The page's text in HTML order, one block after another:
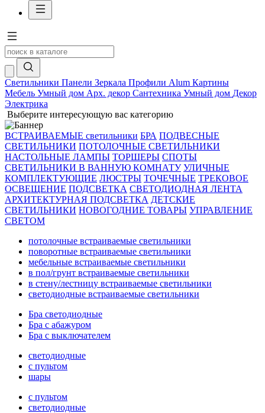
Светильники Панели Зеркала Профили Alum Картины
Мебель Умный дом Арх. декор Сантехника Умный дом Декор
Электрика
Выберите интересующую вас категорию
ВСТРАИВАЕМЫЕ светильники БРА ПОДВЕСНЫЕ
СВЕТИЛЬНИКИ ПОТОЛОЧНЫЕ СВЕТИЛЬНИКИ
НАСТОЛЬНЫЕ ЛАМПЫ ТОРШЕРЫ СПОТЫ
СВЕТИЛЬНИКИ В ВАННУЮ КОМНАТУ УЛИЧНЫЕ
КОМПЛЕКТУЮЩИЕ ЛЮСТРЫ ТОЧЕЧНЫЕ ТРЕКОВОЕ
ОСВЕЩЕНИЕ ПОДСВЕТКА СВЕТОДИОДНАЯ ЛЕНТА
АРХИТЕКТУРНАЯ ПОДСВЕТКА ДЕТСКИЕ
СВЕТИЛЬНИКИ НОВОГОДНИЕ ТОВАРЫ УПРАВЛЕНИЕ
СВЕТОМ
потолочные встраиваемые светильники
поворотные встраиваемые светильники
мебельные встраиваемые светильники
в пол/грунт встраиваемые светильники
в стену/лестницу встраиваемые светильники
светодиодные встраиваемые светильники
Бра светодиодные
Бра с абажуром
Бра с выключателем
светодиодные
с пультом
шары
с пультом
светодиодные